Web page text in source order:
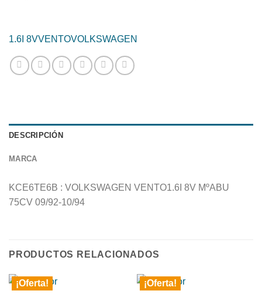
1.6I 8VVENTOVOLKSWAGEN
DESCRIPCIÓN
MARCA
KCE6TE6B : VOLKSWAGEN VENTO1.6I 8V MºABU
75CV 09/92-10/94
PRODUCTOS RELACIONADOS
¡Oferta! ¡Oferta!